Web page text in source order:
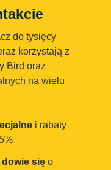
do tysięcy
korzystają z
Bird oraz
na wielu
i rabaty
się o